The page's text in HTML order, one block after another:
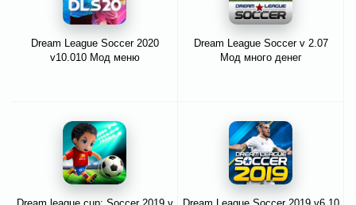
Dream League Soccer 2020
v10.010 Мод меню
Dream League Soccer v 2.07
Мод много денег